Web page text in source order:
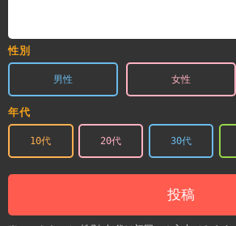
性別
男性 女性
年代
10代 20代 30代
投稿